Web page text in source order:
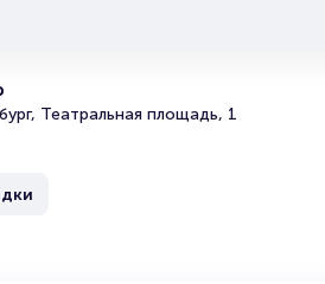
Электронный билет
Театральная площадь, 1